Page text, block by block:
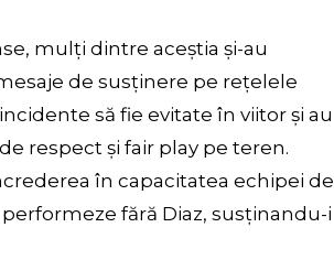
mulți dintre aceștia și-au
de susținere pe rețelele
să fie evitate în viitor și au
respect și fair play pe teren.
în capacitatea echipei de
fără Diaz, susținandu-i